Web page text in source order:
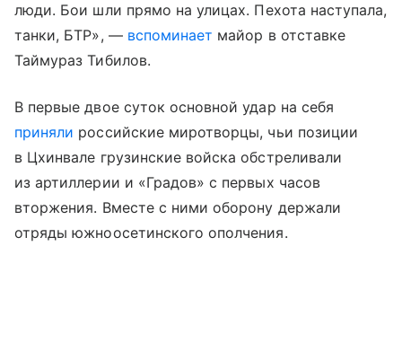
люди. Бои шли прямо на улицах. Пехота наступала,
танки, БТР», — вспоминает майор в отставке
Таймураз Тибилов.
В первые двое суток основной удар на себя
приняли российские миротворцы, чьи позиции
в Цхинвале грузинские войска обстреливали
из артиллерии и «Градов» с первых часов
вторжения. Вместе с ними оборону держали
отряды южноосетинского ополчения.